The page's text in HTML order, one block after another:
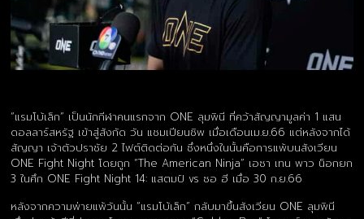
“แรมโบ้เล็ก” เป็นนักกีฬาคนแรกจาก ONE ลุมพินี ที่คว้าสัญญามูลค่า 1 แสน
ดอลลาร์สหรัฐ เข้าสู่สังกัด วัน แชมเปียนชิพ เมื่อเดือนเม.ย.66 แต่หลังจากได้
สัญญา เจ้าตัวปราชัย 2 ไฟต์ติดต่อกัน ซึ่งหนึ่งในนั้นคือการแพ้บนสังเวียน
ONE Fight Night โดยถูก “The American Ninja” เอซา เทน พาว น็อกยก
3 ในศึก ONE Fight Night 14: แสตมป์ vs ซอ ฮี เมื่อ 30 ก.ย.66
หลังจากความพ่ายแพ้วันนั้น “แรมโบ้เล็ก” กลับมาขึ้นสังเวียน ONE ลุมพินี